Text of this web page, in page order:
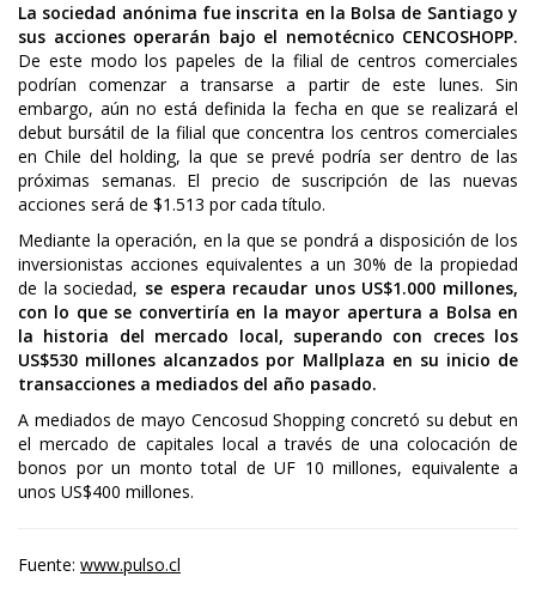
La sociedad anónima fue inscrita en la Bolsa de Santiago y
sus acciones operarán bajo el nemotécnico CENCOSHOPP.
De este modo los papeles de la filial de centros comerciales
podrían comenzar a transarse a partir de este lunes. Sin
embargo, aún no está definida la fecha en que se realizará el
debut bursátil de la filial que concentra los centros comerciales
en Chile del holding, la que se prevé podría ser dentro de las
próximas semanas. El precio de suscripción de las nuevas
acciones será de $1.513 por cada título.
Mediante la operación, en la que se pondrá a disposición de los
inversionistas acciones equivalentes a un 30% de la propiedad
de la sociedad, se espera recaudar unos US$1.000 millones,
con lo que se convertiría en la mayor apertura a Bolsa en
la historia del mercado local, superando con creces los
US$530 millones alcanzados por Mallplaza en su inicio de
transacciones a mediados del año pasado.
A mediados de mayo Cencosud Shopping concretó su debut en
el mercado de capitales local a través de una colocación de
bonos por un monto total de UF 10 millones, equivalente a
unos US$400 millones.
Fuente: www.pulso.cl